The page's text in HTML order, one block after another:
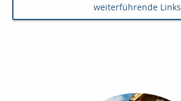
weiterführende Links